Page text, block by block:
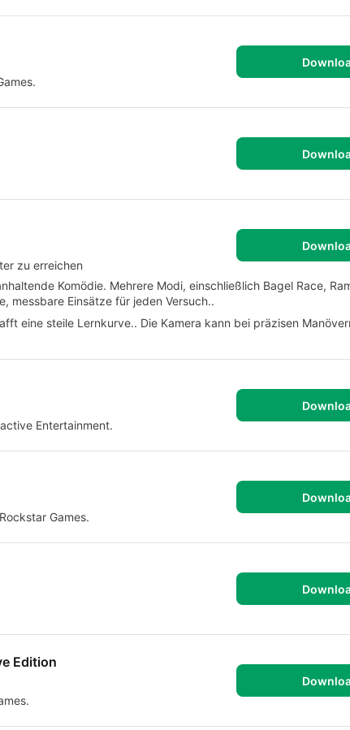
zu erreichen
Komödie. Mehrere Modi, einschließlich Bagel Race,
messbare Einsätze für jeden Versuch..
eine steile Lernkurve.. Die Kamera kann bei präzisen
Entertainment.
Games.
Edition